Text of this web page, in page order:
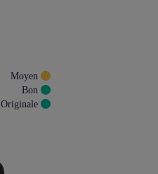
Moyen
Bon
Originale